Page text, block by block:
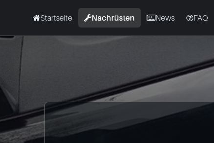
Startseite Nachrüsten News FAQ